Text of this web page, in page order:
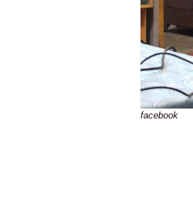
facebook